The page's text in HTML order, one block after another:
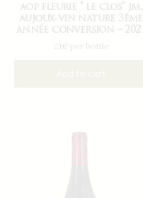
aop fleurie ” le clos” jm.
aujoux-vin nature 3ème
année conversion – 2021
21€ per bottle